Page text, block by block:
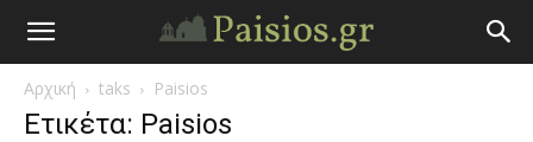
Άγιος
Γέροντας
Αρχική taks Paisios
Ετικέτα: Paisios